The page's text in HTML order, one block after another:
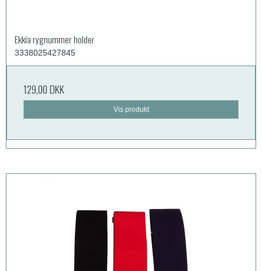
Ekkia rygnummer holder
3338025427845
129,00 DKK
Vis produkt